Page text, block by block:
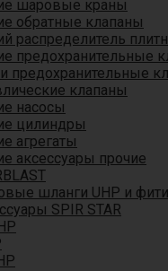
шаровые краны
обратные клапаны
распределитель
предохранительные
предохранительные
клапаны
насосы
цилиндры
агрегаты
аксессуары прочие
шланги UHP и
SPIR STAR